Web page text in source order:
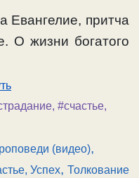
Евангелие, притча
О жизни богатого
, #счастье,
(видео),
Успех, Толкование